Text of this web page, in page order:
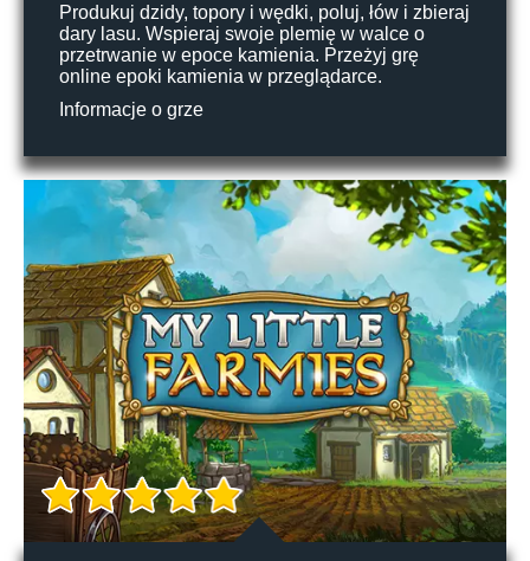
Produkuj dzidy, topory i wędki, poluj, łów i zbieraj
dary lasu. Wspieraj swoje plemię w walce o
przetrwanie w epoce kamienia. Przeżyj grę
online epoki kamienia w przeglądarce.
Informacje o grze